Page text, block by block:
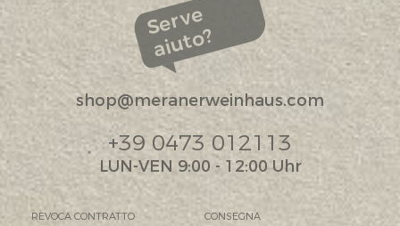
Serve
aiuto?
shop@meranerweinhaus.com
+39 0473 012113
LUN-VEN 9:00 - 12:00 Uhr
REVOCA CONTRATTO CONSEGNA